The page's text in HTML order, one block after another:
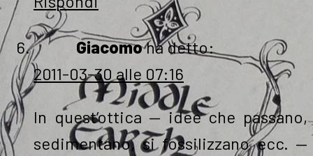
Giacomoha detto:
2011-03-30 alle 07:16
In quest’ottica — idee che passano,
sedimentano, si fossilizzano ecc. —